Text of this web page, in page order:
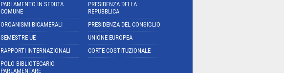
PARLAMENTO IN SEDUTA
COMUNE
ORGANISMI BICAMERALI
SEMESTRE UE
RAPPORTI INTERNAZIONALI
POLO BIBLIOTECARIO
PARLAMENTARE
PRESIDENZA DELLA
REPUBBLICA
PRESIDENZA DEL CONSIGLIO
UNIONE EUROPEA
CORTE COSTITUZIONALE